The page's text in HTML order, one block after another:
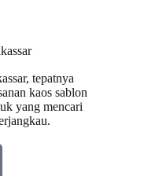
tepatnya
kaos sablon
yang mencari